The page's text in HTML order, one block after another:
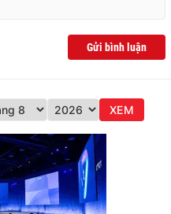
Gửi bình luận
XEM